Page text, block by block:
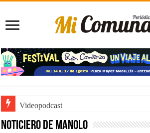
Videopodcast
Noticiero de Manolo